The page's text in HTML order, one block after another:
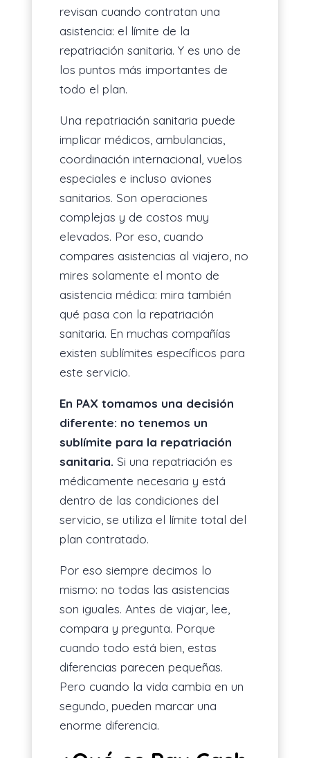
revisan cuando contratan una
asistencia: el límite de la
repatriación sanitaria. Y es uno de
los puntos más importantes de
todo el plan.
Una repatriación sanitaria puede
implicar médicos, ambulancias,
coordinación internacional, vuelos
especiales e incluso aviones
sanitarios. Son operaciones
complejas y de costos muy
elevados. Por eso, cuando
compares asistencias al viajero, no
mires solamente el monto de
asistencia médica: mira también
qué pasa con la repatriación
sanitaria. En muchas compañías
existen sublímites específicos para
este servicio.
En PAX tomamos una decisión
diferente: no tenemos un
sublímite para la repatriación
sanitaria. Si una repatriación es
médicamente necesaria y está
dentro de las condiciones del
servicio, se utiliza el límite total del
plan contratado.
Por eso siempre decimos lo
mismo: no todas las asistencias
son iguales. Antes de viajar, lee,
compara y pregunta. Porque
cuando todo está bien, estas
diferencias parecen pequeñas.
Pero cuando la vida cambia en un
segundo, pueden marcar una
enorme diferencia.